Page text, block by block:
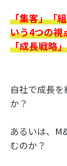
「集客」「
いう4つの視
「成長戦略」
自社で成長
か？
あるいは、
むのか？